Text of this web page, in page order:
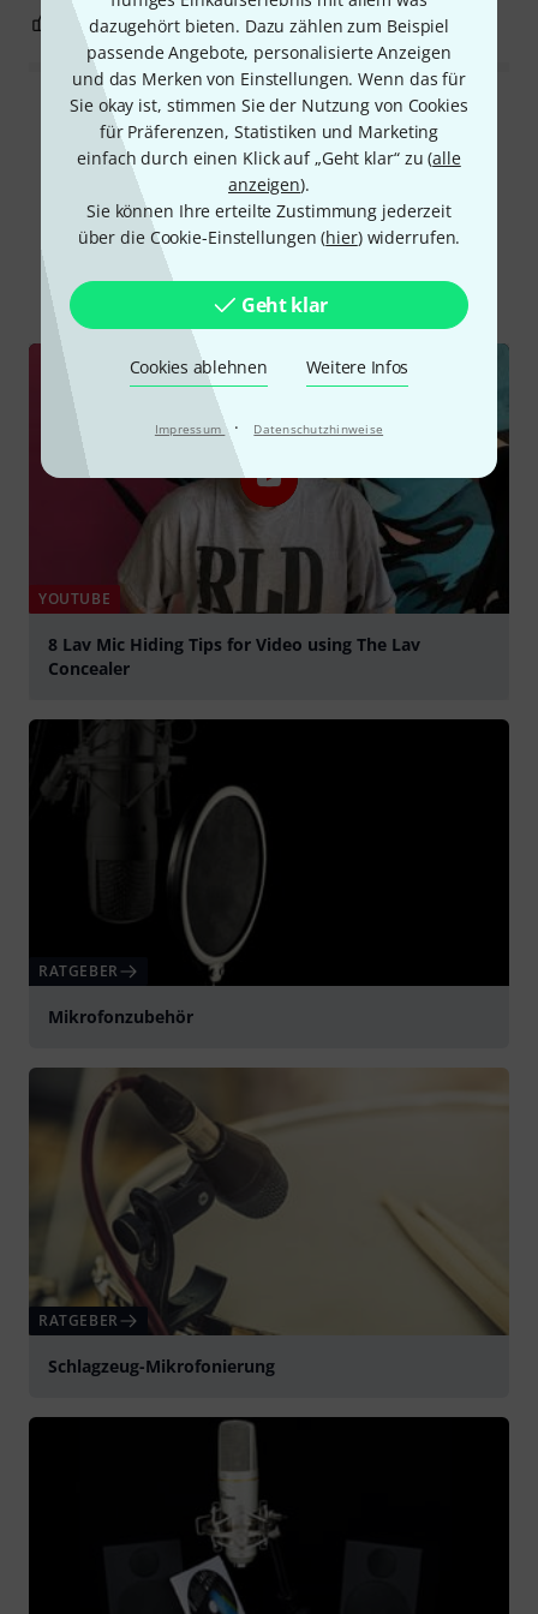
dazugehört bieten. Dazu zählen zum Beispiel
passende Angebote, personalisierte Anzeigen
und das Merken von Einstellungen. Wenn das für
Sie okay ist, stimmen Sie der Nutzung von Cookies
für Präferenzen, Statistiken und Marketing
einfach durch einen Klick auf „Geht klar“ zu (alle
anzeigen).
Sie können Ihre erteilte Zustimmung jederzeit
über die Cookie-Einstellungen (hier) widerrufen.
Geht klar
Cookies ablehnen Weitere Infos
Impressum · Datenschutzhinweise
0 BEWERTUNG MELDEN
Alle Bewertungen lesen
Schon gewusst?
Alle Videos Ratgeber
YOUTUBE
8 Lav Mic Hiding Tips for Video using The Lav
Concealer
RATGEBER
Mikrofonzubehör
RATGEBER
Schlagzeug-Mikrofonierung